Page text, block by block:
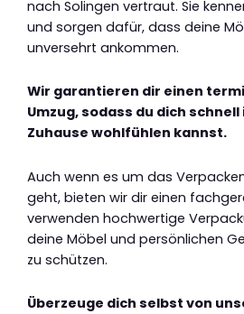
nach Solingen vertraut. Sie
und sorgen dafür, dass deine
unversehrt ankommen.
Wir garantieren dir einen
Umzug, sodass du dich
Zuhause wohlfühlen kannst.
Auch wenn es um das
geht, bieten wir dir einen
verwenden hochwertige
deine Möbel und persönlichen
zu schützen.
Überzeuge dich selbst von